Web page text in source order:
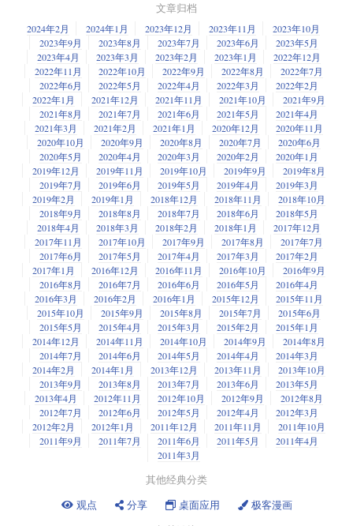
文章归档
2024年2月 2024年1月 2023年12月 2023年11月
2023年10月
2023年9月
2023年8月 2023年7月 2023年6月
2023年5月
2023年4月
2023年3月 2023年2月 2023年1月
2022年12月
2022年11月
2022年10月 2022年9月 2022年8月
2022年7月
2022年6月
2022年5月 2022年4月 2022年3月
2022年2月
2022年1月
2021年12月 2021年11月 2021年10月
2021年9月
2021年8月
2021年7月 2021年6月 2021年5月
2021年4月
2021年3月
2021年2月 2021年1月 2020年12月
2020年11月
2020年10月
2020年9月 2020年8月 2020年7月
2020年6月
2020年5月
2020年4月 2020年3月 2020年2月
2020年1月
2019年12月
2019年11月 2019年10月 2019年9月
2019年8月
2019年7月
2019年6月 2019年5月 2019年4月
2019年3月
2019年2月
2019年1月 2018年12月 2018年11月
2018年10月
2018年9月
2018年8月 2018年7月 2018年6月
2018年5月
2018年4月
2018年3月 2018年2月 2018年1月
2017年12月
2017年11月
2017年10月 2017年9月 2017年8月
2017年7月
2017年6月
2017年5月 2017年4月 2017年3月
2017年2月
2017年1月
2016年12月 2016年11月 2016年10月
2016年9月
2016年8月
2016年7月 2016年6月 2016年5月
2016年4月
2016年3月
2016年2月 2016年1月 2015年12月
2015年11月
2015年10月
2015年9月 2015年8月 2015年7月
2015年6月
2015年5月
2015年4月 2015年3月 2015年2月
2015年1月
2014年12月
2014年11月 2014年10月 2014年9月
2014年8月
2014年7月
2014年6月 2014年5月 2014年4月
2014年3月
2014年2月
2014年1月 2013年12月 2013年11月
2013年10月
2013年9月
2013年8月 2013年7月 2013年6月
2013年5月
2013年4月
2012年11月 2012年10月 2012年9月
2012年8月
2012年7月
2012年6月 2012年5月 2012年4月
2012年3月
2012年2月
2012年1月 2011年12月 2011年11月
2011年10月
2011年9月
2011年7月 2011年6月 2011年5月
2011年4月
2011年3月
其他经典分类
观点
分享 桌面应用
极客漫画